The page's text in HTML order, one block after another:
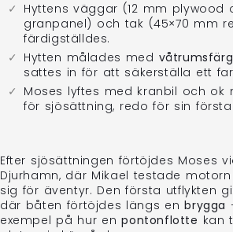
Hyttens väggar (12 mm plywood
granpanel) och tak (45×70 mm
färdigställdes.
Hytten målades med våtrumsfärg
sattes in för att säkerställa ett
Moses lyftes med kranbil och ok
för sjösättning, redo för sin första
Efter sjösättningen förtöjdes Moses
Djurhamn, där Mikael testade
sig för äventyr. Den första utflykten
där båten förtöjdes längs enbrygga
exempel på hur enpontonflotte kan